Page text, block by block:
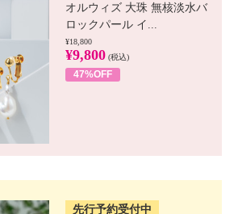
オルウィズ 大珠 無核淡水バ
ロックパール イ...
¥18,800
¥9,800 (税込)
47%OFF
先行予約受付中